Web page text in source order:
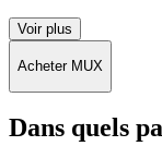
Voir plus
Acheter MUX
Dans quels